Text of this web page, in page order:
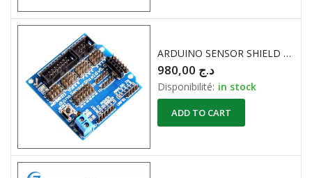
ARDUINO SENSOR SHIELD V5.0
د.ج
Disponibilité: in stock
ADD TO CART